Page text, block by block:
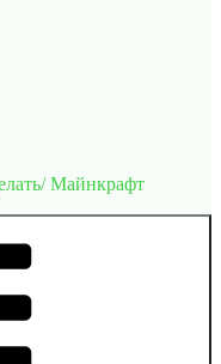
Майнкрафт